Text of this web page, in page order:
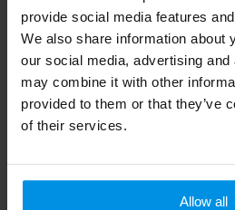
provide social media features
We also share information about
our social media, advertising
may combine it with other
provided to them or that they’ve
of their services.
Allow all
papieren stazak